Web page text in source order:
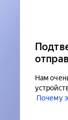
Нам
Почему